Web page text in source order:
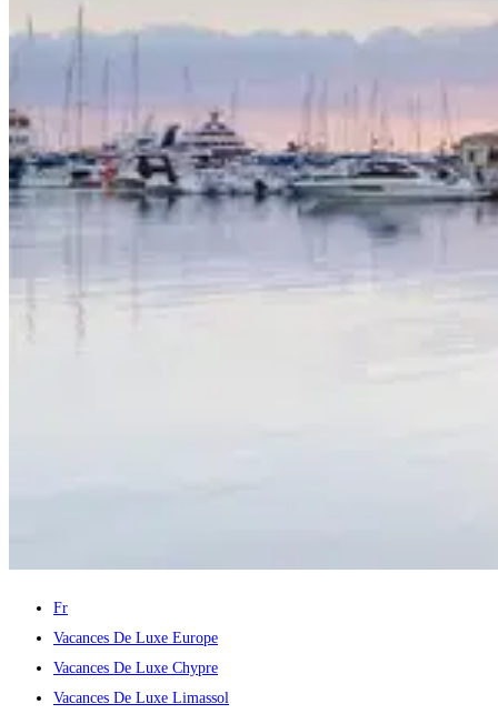
Fr
Vacances De Luxe Europe
Vacances De Luxe Chypre
Vacances De Luxe Limassol